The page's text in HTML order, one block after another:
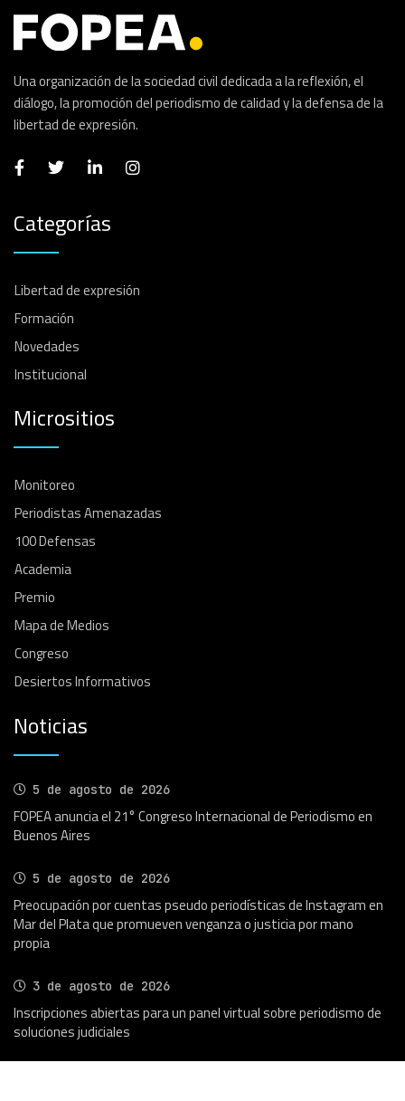
Una organización de la sociedad civil dedicada a la reflexión, el
diálogo, la promoción del periodismo de calidad y la defensa de la
libertad de expresión.
Categorías
Libertad de expresión
Formación
Novedades
Institucional
Micrositios
Monitoreo
Periodistas Amenazadas
100 Defensas
Academia
Premio
Mapa de Medios
Congreso
Desiertos Informativos
Noticias
5 de agosto de 2026
FOPEA anuncia el 21° Congreso Internacional de Periodismo en
Buenos Aires
5 de agosto de 2026
Preocupación por cuentas pseudo periodísticas de Instagram en
Mar del Plata que promueven venganza o justicia por mano
propia
3 de agosto de 2026
Inscripciones abiertas para un panel virtual sobre periodismo de
soluciones judiciales